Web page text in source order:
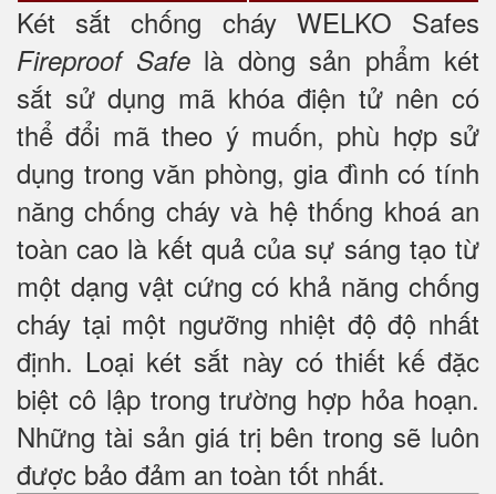
Két sắt chống cháy WELKO Safes
Fireproof Safelà dòng sản phẩm két
sắt sử dụng mã khóa điện tử nên có
thể đổi mã theo ý muốn, phù hợp sử
dụng trong văn phòng, gia đình có tính
năng chống cháy và hệ thống khoá an
toàn cao là kết quả của sự sáng tạo từ
một dạng vật cứng có khả năng chống
cháy tại một ngưỡng nhiệt độ độ nhất
định. Loại két sắt này có thiết kế đặc
biệt cô lập trong trường hợp hỏa hoạn.
Những tài sản giá trị bên trong sẽ luôn
được bảo đảm an toàn tốt nhất.